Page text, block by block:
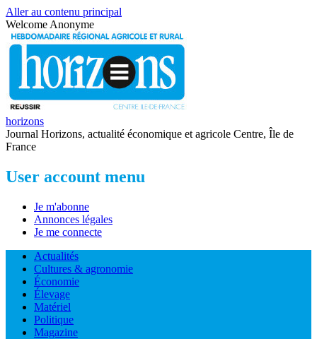
Aller au contenu principal
Welcome Anonyme
horizons
Journal Horizons, actualité économique et agricole Centre, Île de
France
User account menu
Je m'abonne
Annonces légales
Je me connecte
Actualités
Cultures & agronomie
Économie
Élevage
Matériel
Politique
Magazine